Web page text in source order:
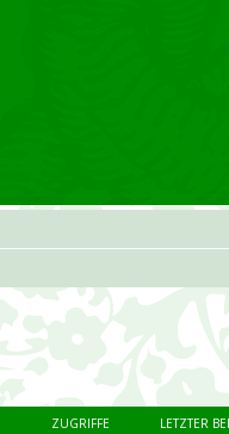
ZUGRIFFE LETZTER